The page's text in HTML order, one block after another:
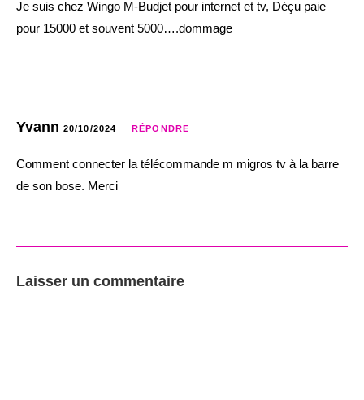
Je suis chez Wingo M-Budjet pour internet et tv, Déçu paie
pour 15000 et souvent 5000….dommage
Yvann 20/10/2024 RÉPONDRE
Comment connecter la télécommande m migros tv à la barre
de son bose. Merci
Laisser un commentaire